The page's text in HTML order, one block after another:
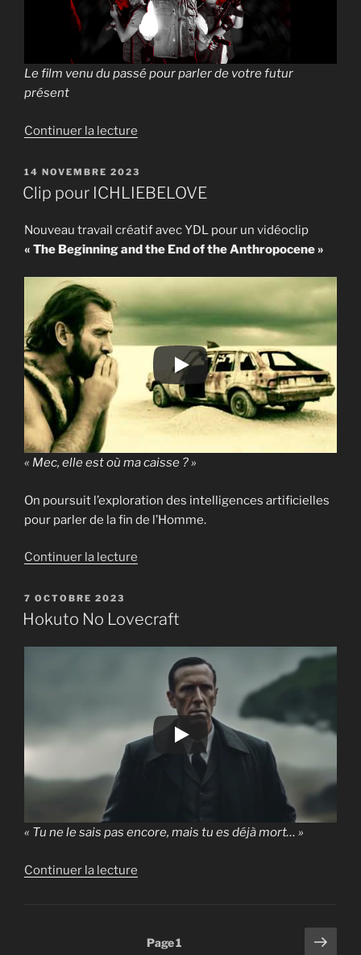
Le film venu du passé pour parler de votre futur
présent
Continuer la lecture
derniers
éveillés »
PUBLIÉ
LE
14 NOVEMBRE 2023
Clip pour ICHLIEBELOVE
Nouveau travail créatif avec YDL pour un vidéoclip
« The Beginning and the End of the Anthropocene »
« Mec, elle est où ma caisse ? »
On poursuit l’exploration des intelligences artificielles
pour parler de la fin de l’Homme.
Continuer la lecture
ICHLIEBELOVE »
PUBLIÉ
LE
7 OCTOBRE 2023
Hokuto No Lovecraft
« Tu ne le sais pas encore, mais tu es déjà mort… »
Continuer la lecture
Page1
Page